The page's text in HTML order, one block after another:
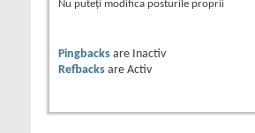
Nu puteţi modifica posturile proprii
Pingbacks are
Inactiv
Refbacks are Activ